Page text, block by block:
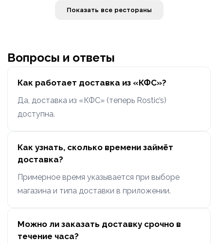
Показать все рестораны
Вопросы и ответы
Как работает доставка из «КФС»?
Да, доставка из «КФС» (теперь Rostic’s)
доступна.
Как узнать, сколько времени займёт
доставка?
Примерное время указывается при выборе
магазина и типа доставки в приложении.
Можно ли заказать доставку срочно в
течение часа?